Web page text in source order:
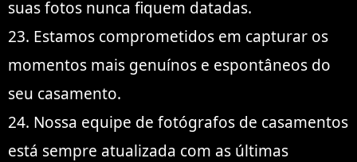
suas fotos nunca fiquem datadas.
23. Estamos comprometidos em capturar os
momentos mais genuínos e espontâneos do
seu casamento.
24. Nossa equipe de fotógrafos de casamentos
está sempre atualizada com as últimas